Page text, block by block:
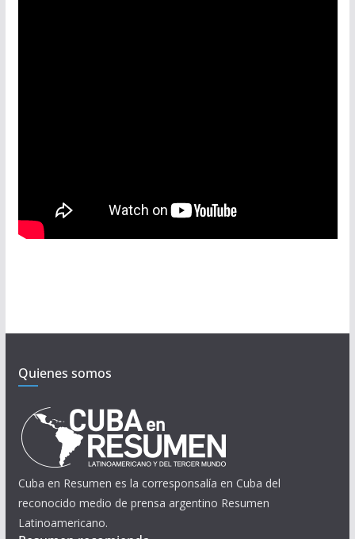
Quienes somos
Cuba en Resumen es la corresponsalía en Cuba del
reconocido medio de prensa argentino Resumen
Latinoamericano.